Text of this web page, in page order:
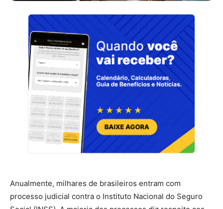
Anualmente, milhares de brasileiros entram com
processo judicial contra o Instituto Nacional do Seguro